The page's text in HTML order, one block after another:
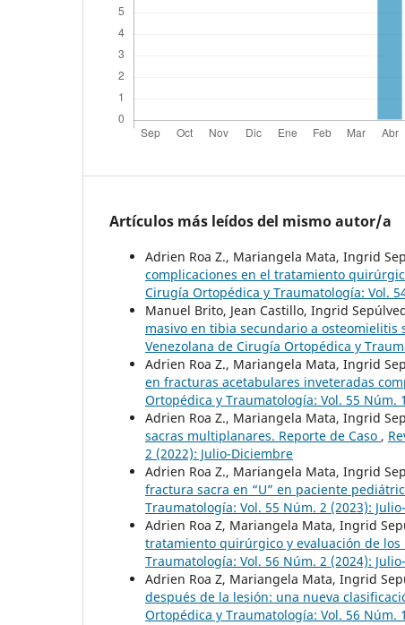
Artículos más leídos del mismo autor/a
Adrien Roa Z., Mariangela Mata, Ingrid
complicaciones en el tratamiento
Cirugía Ortopédica y Traumatología: Vol.
Manuel Brito, Jean Castillo, Ingrid
masivo en tibia secundario a osteomielitis
Venezolana de Cirugía Ortopédica y
Adrien Roa Z., Mariangela Mata, Ingrid
en fracturas acetabulares inveteradas
Ortopédica y Traumatología: Vol. 55 Núm.
Adrien Roa Z., Mariangela Mata, Ingrid
sacras multiplanares. Reporte de Caso ,
2 (2022): Julio-Diciembre
Adrien Roa Z., Mariangela Mata, Ingrid
fractura sacra en “U” en paciente
Traumatología: Vol. 55 Núm. 2 (2023):
Adrien Roa Z, Mariangela Mata, Ingrid
tratamiento quirúrgico y evaluación de los
Traumatología: Vol. 56 Núm. 2 (2024):
Adrien Roa Z, Mariangela Mata, Ingrid
después de la lesión: una nueva
Ortopédica y Traumatología: Vol. 56 Núm.